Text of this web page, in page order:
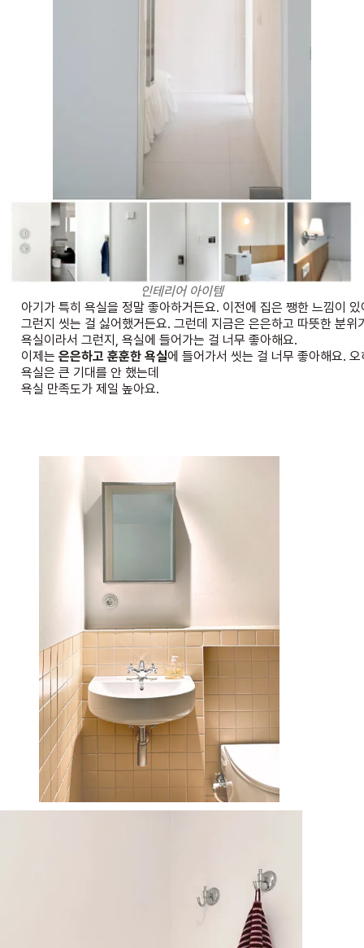
인테리어 아이템
아기가 특히 욕실을 정말 좋아하거든요. 이전에 집은 쨍한 느낌이 있
그런지 씻는 걸 싫어했거든요. 그런데 지금은 은은하고 따뜻한 분위
욕실이라서 그런지, 욕실에 들어가는 걸 너무 좋아해요.
이제는 은은하고 훈훈한 욕실에 들어가서 씻는 걸 너무 좋아해요. 오
욕실은 큰 기대를 안 했는데
욕실 만족도가 제일 높아요.